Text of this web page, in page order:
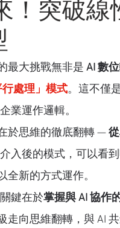
！突破線
最大挑戰無非是 AI 數
處理」模式。這不僅
業運作邏輯。
於思維的徹底翻轉 —
入後的模式，可以看
新的方式運作。
鍵在於掌握與 AI 協作
向思維翻轉，與 AI